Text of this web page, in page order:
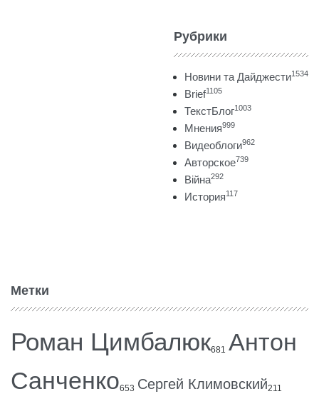
Рубрики
Новини та Дайджести1534
Brief1105
ТекстБлог1003
Мнения999
Видеоблоги962
Авторское739
Війна292
История117
Метки
Роман Цимбалюк681 Антон
Санченко653 Сергей Климовский211